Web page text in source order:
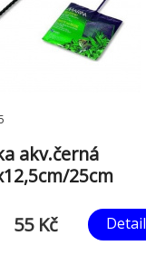
akv.černá
25cm
55 Kč Detail